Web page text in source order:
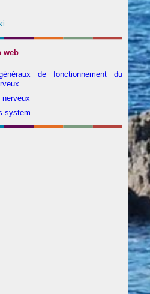
web
de fonctionnement du
system